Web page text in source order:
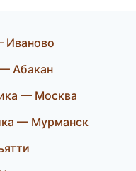
Иваново
Абакан
— Москва
— Мурманск